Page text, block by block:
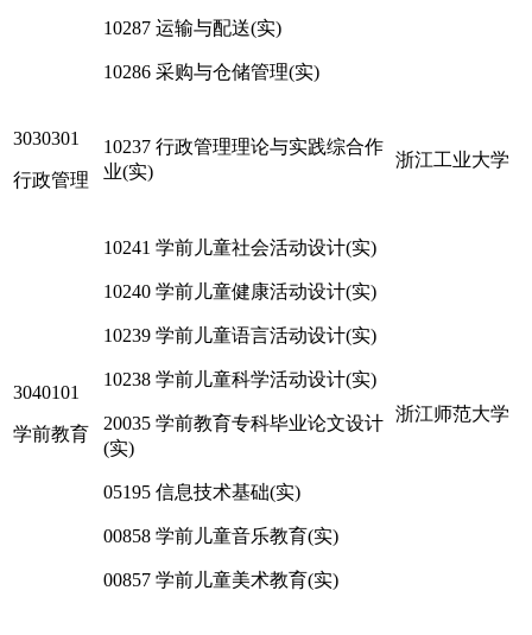
10287 运输与配送(实)
10286 采购与仓储管理(实)
3030301
行政管理
10237 行政管理理论与实践综合作
业(实)
浙江工业大学
3040101
学前教育
10241 学前儿童社会活动设计(实)
10240 学前儿童健康活动设计(实)
10239 学前儿童语言活动设计(实)
10238 学前儿童科学活动设计(实)
20035 学前教育专科毕业论文设计
(实)
05195 信息技术基础(实)
00858 学前儿童音乐教育(实)
00857 学前儿童美术教育(实)
浙江师范大学